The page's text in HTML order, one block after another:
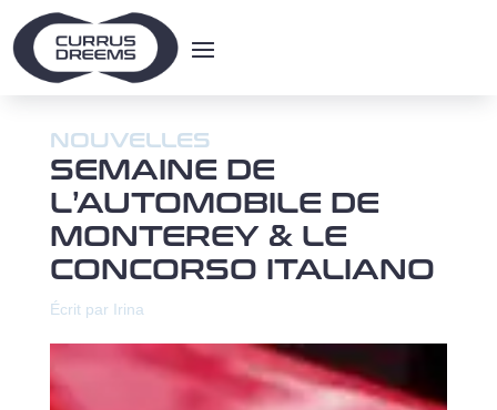
NOUVELLES
SEMAINE DE
L’AUTOMOBILE DE
MONTEREY & LE
CONCORSO ITALIANO
Écrit par Irina